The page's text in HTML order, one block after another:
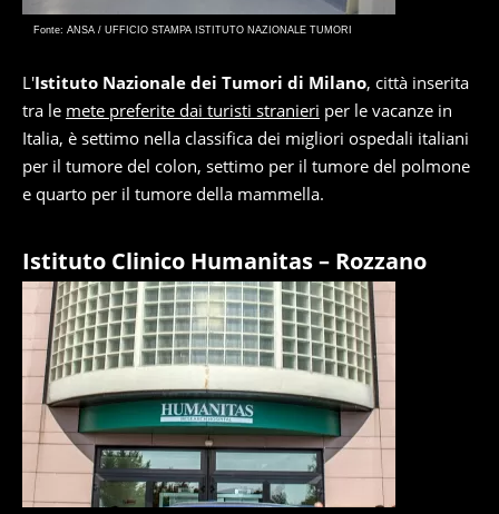
Fonte: ANSA / UFFICIO STAMPA ISTITUTO NAZIONALE TUMORI
L'Istituto Nazionale dei Tumori di Milano, città inserita
tra le mete preferite dai turisti stranieri per le vacanze in
Italia, è settimo nella classifica dei migliori ospedali italiani
per il tumore del colon, settimo per il tumore del polmone
e quarto per il tumore della mammella.
Istituto Clinico Humanitas – Rozzano